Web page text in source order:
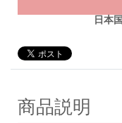
日本
商品説明